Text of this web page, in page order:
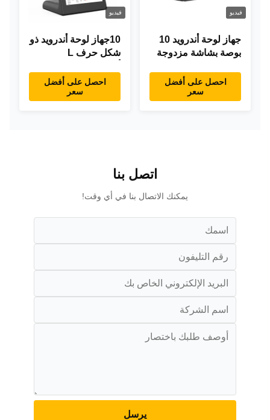
فيديو
جهاز لوحة أندرويد 10
بوصة بشاشة مزدوجة
POE إعلانات جهاز
كمبيوتر لوحي
احصل على أفضل
سعر
فيديو
10جهاز لوحة أندرويد ذو
شكل حرف L
جهاز لوحة IPS جهاز
لوحة لمس للمطعم
احصل على أفضل
سعر
اتصل بنا
يمكنك الاتصال بنا في أي وقت!
يرسل